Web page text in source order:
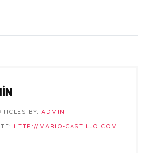
BY: ADMIN
HTTP://MARIO-CASTILLO.COM